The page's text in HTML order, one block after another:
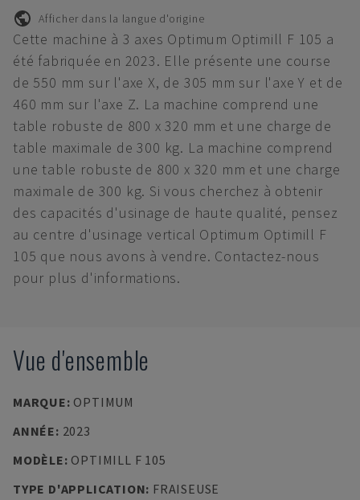
Afficher dans la langue d'origine
Cette machine à 3 axes Optimum Optimill F 105 a
été fabriquée en 2023. Elle présente une course
de 550 mm sur l'axe X, de 305 mm sur l'axe Y et de
460 mm sur l'axe Z. La machine comprend une
table robuste de 800 x 320 mm et une charge de
table maximale de 300 kg. La machine comprend
une table robuste de 800 x 320 mm et une charge
maximale de 300 kg. Si vous cherchez à obtenir
des capacités d'usinage de haute qualité, pensez
au centre d'usinage vertical Optimum Optimill F
105 que nous avons à vendre. Contactez-nous
pour plus d'informations.
Vue d'ensemble
MARQUE: OPTIMUM
ANNÉE: 2023
MODÈLE: OPTIMILL F 105
TYPE D'APPLICATION: FRAISEUSE